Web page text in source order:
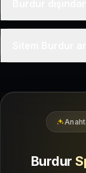
Burdur
Burdur